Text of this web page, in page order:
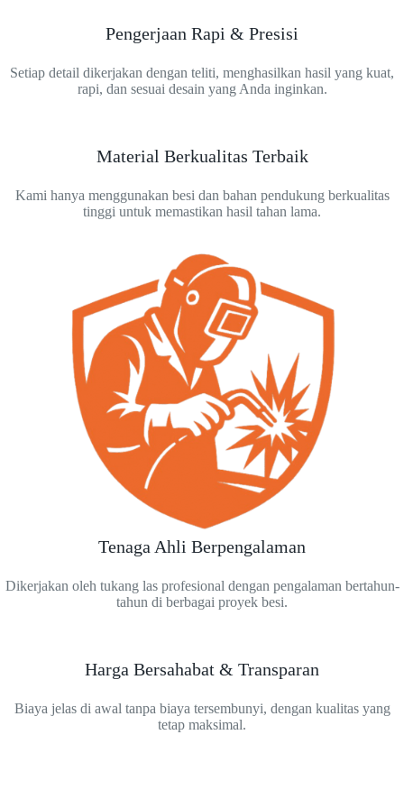
Pengerjaan Rapi & Presisi
Setiap detail dikerjakan dengan teliti, menghasilkan hasil yang kuat,
rapi, dan sesuai desain yang Anda inginkan.
Material Berkualitas Terbaik
Kami hanya menggunakan besi dan bahan pendukung berkualitas
tinggi untuk memastikan hasil tahan lama.
Tenaga Ahli Berpengalaman
Dikerjakan oleh tukang las profesional dengan pengalaman bertahun-
tahun di berbagai proyek besi.
Harga Bersahabat & Transparan
Biaya jelas di awal tanpa biaya tersembunyi, dengan kualitas yang
tetap maksimal.